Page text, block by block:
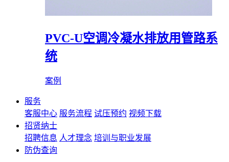
PVC-U空调冷凝水排放用管路系
统
案例
服务
客服中心 服务流程 试压预约 视频下载
招贤纳士
招聘信息 人才理念 培训与职业发展
防伪查询